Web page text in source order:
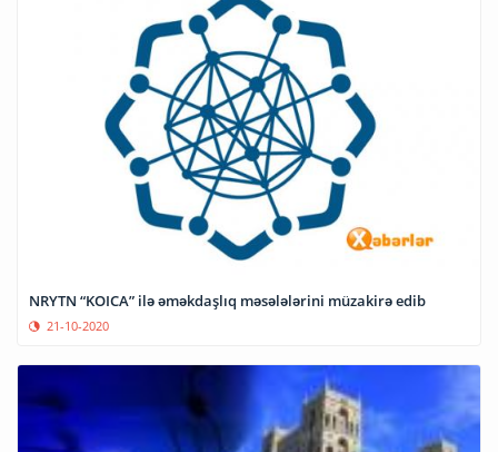
NRYTN “KOICA” ilə əməkdaşlıq məsələlərini müzakirə edib
21-10-2020